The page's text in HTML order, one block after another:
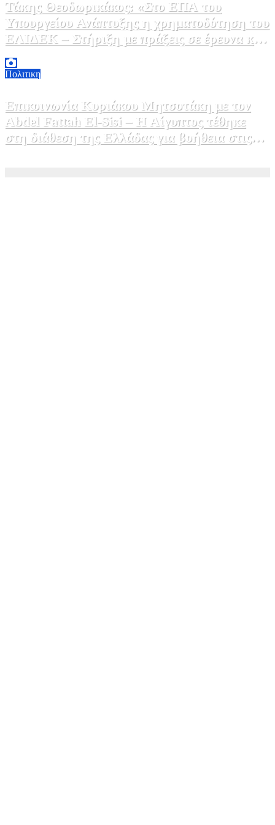
Τάκης Θεοδωρικάκος: «Στο ΕΠΑ του
Υπουργείου Ανάπτυξης η χρηματοδότηση του
ΕΛΙΔΕΚ – Στήριξη με πράξεις σε έρευνα και
καινοτομία»
Πολιτικη
Επικοινωνία Κυριάκου Μητσοτάκη με τον
Abdel Fattah El-Sisi – Η Αίγυπτος τέθηκε
στη διάθεση της Ελλάδας για βοήθεια στις